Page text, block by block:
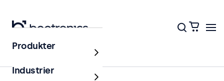
Produkter
Industrier